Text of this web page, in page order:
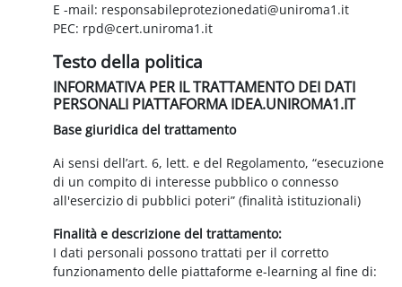
E -mail: responsabileprotezionedati@uniroma1.it
PEC: rpd@cert.uniroma1.it
Testo della politica
INFORMATIVA PER IL TRATTAMENTO DEI DATI
PERSONALI PIATTAFORMA IDEA.UNIROMA1.IT
Base giuridica del trattamento
Ai sensi dell’art. 6, lett. e del Regolamento, “esecuzione
di un compito di interesse pubblico o connesso
all'esercizio di pubblici poteri” (finalità istituzionali)
Finalità e descrizione del trattamento:
I dati personali possono trattati per il corretto
funzionamento delle piattaforme e-learning al fine di: